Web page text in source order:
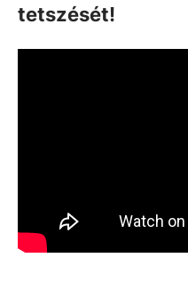
tetszését!